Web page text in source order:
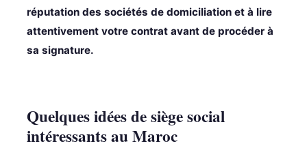
réputation des sociétés de domiciliation et à lire
attentivement votre contrat avant de procéder à
sa signature.
Quelques idées de siège social
intéressants au Maroc